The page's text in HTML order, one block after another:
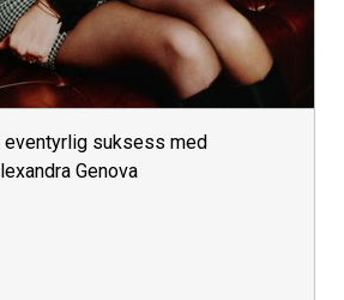
eventyrlig suksess med
Genova